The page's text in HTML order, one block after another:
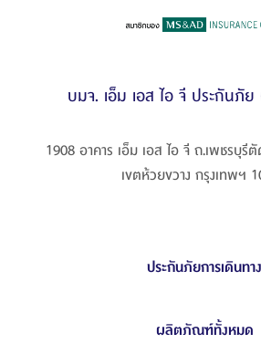
บมจ. เอ็ม เอส ไอ จี ประกันภัย
1908 อาคาร เอ็ม เอส ไอ จี ถ.เพชรบุรี
เขตห้วยขวาง กรุงเทพฯ
ประกันภัยการเดินทาง
ผลิตภัณฑ์ทั้งหมด